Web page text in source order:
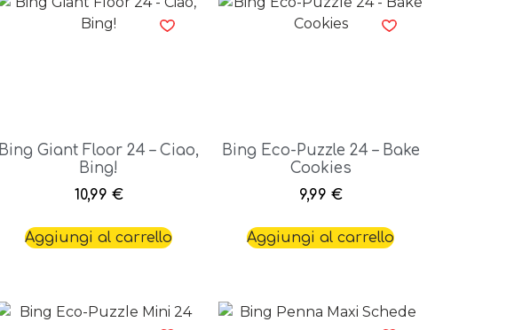
Bing Giant Floor 24 – Ciao,
Bing!
10,99 €
Aggiungi al carrello
Bing Eco-Puzzle 24 – Bake
Cookies
9,99 €
Aggiungi al carrello